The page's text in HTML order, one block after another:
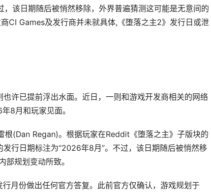
该日期随后被悄然移除，外界普遍猜测这可能是无意间的
CI Games及发行商并未就具体,《堕落之主2》发行日或泄
许已提前浮出水面。近日，一则和游戏开发商相关的网络
8月和玩家见面。
根(Dan Regan)。根据玩家在Reddit《堕落之主》子版块的
行日期标注为“2026年8月”。不过，该日期随后被悄然移
部规划变动所致。
月份做出任何官方答复。此前官方仅确认，游戏规划于